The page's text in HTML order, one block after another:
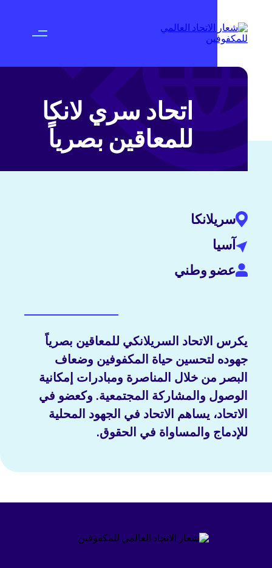
اتحاد سري لانكا
للمعاقين بصرياً
سريلانكا
آسيا
عضو وطني
يكرس الاتحاد السريلانكي للمعاقين بصرياً
جهوده لتحسين حياة المكفوفين وضعاف
البصر من خلال المناصرة ومبادرات إمكانية
الوصول والمشاركة المجتمعية. وكعضو في
الاتحاد، يساهم الاتحاد في الجهود المحلية
للإدماج والمساواة في الحقوق.